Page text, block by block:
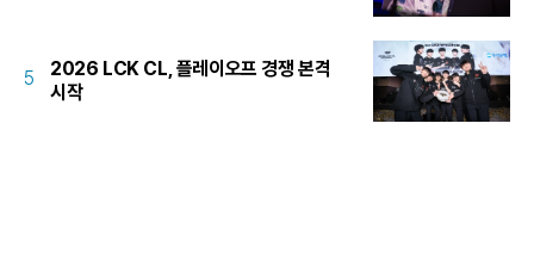
5
2026 LCK CL, 플레이오프 경쟁 본격
시작